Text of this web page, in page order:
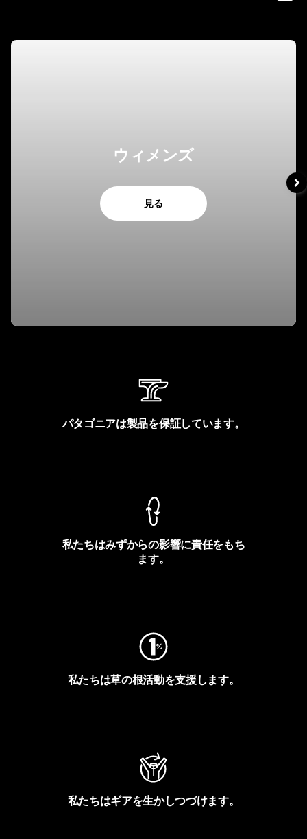
ウィメンズ
見る
パタゴニアは製品を保証しています。
私たちはみずからの影響に責任をもち
ます。
私たちは草の根活動を支援します。
私たちはギアを生かしつづけます。